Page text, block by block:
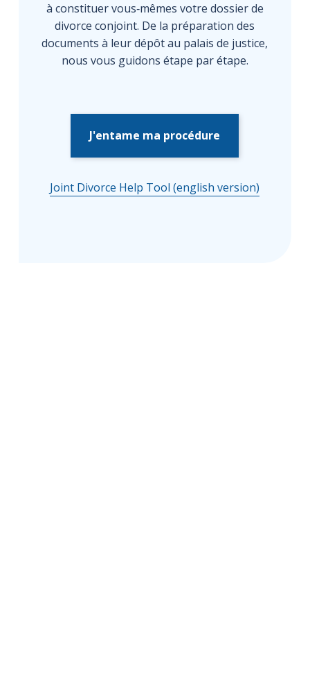
à constituer vous‑mêmes votre dossier de
divorce conjoint. De la préparation des
documents à leur dépôt au palais de justice,
nous vous guidons étape par étape.
J'entame ma procédure
Joint Divorce Help Tool (english version)